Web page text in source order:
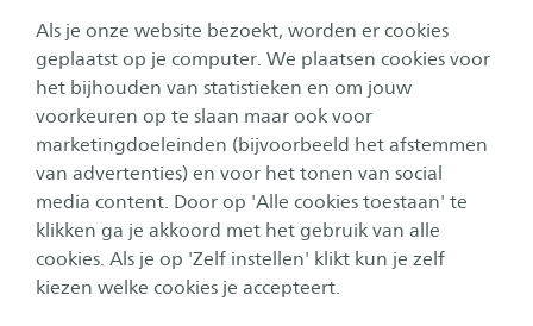
Als je onze website bezoekt, worden er cookies
geplaatst op je computer. We plaatsen cookies voor
het bijhouden van statistieken en om jouw
voorkeuren op te slaan maar ook voor
marketingdoeleinden (bijvoorbeeld het afstemmen
van advertenties) en voor het tonen van social
media content. Door op 'Alle cookies toestaan' te
klikken ga je akkoord met het gebruik van alle
cookies. Als je op 'Zelf instellen' klikt kun je zelf
kiezen welke cookies je accepteert.
tonen
tonen
Alle maanden
Geen resultaat